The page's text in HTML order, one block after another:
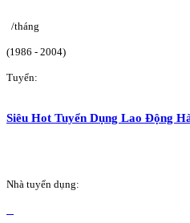
/tháng
(1986 - 2004)
Tuyển:
Siêu Hot Tuyển Dụng Lao Động
Nhà tuyển dụng: